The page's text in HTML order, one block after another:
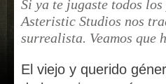
Si ya te jugaste todos
Asteristic Studios nos
surrealista. Veamos que
El viejo y querido